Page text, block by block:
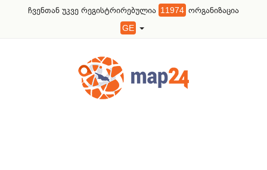
ჩვენთან უკვე რეგისტრირებულია 11974 ორგანიზაცია
GE